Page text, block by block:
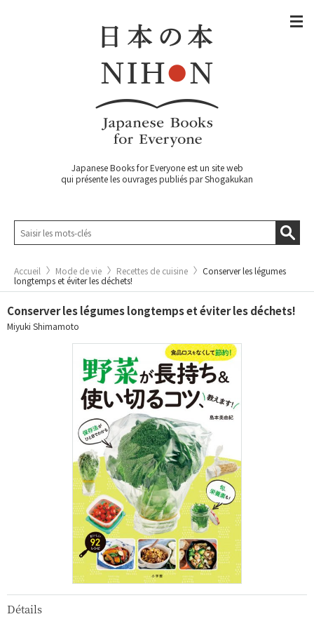
Japanese Books for Everyone est un site web
qui présente les ouvrages publiés par Shogakukan
Accueil Mode de vie Recettes de cuisine
Conserver les légumes
longtemps et éviter les déchets!
Conserver les légumes longtemps et éviter les déchets!
Miyuki Shimamoto
Détails